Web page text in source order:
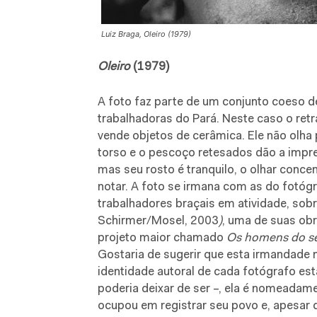
Luiz Braga, Oleiro (1979)
Oleiro(1979)
A foto faz parte de um conjunto coeso
trabalhadoras do Pará. Neste caso o
vende objetos de cerâmica. Ele não
torso e o pescoço retesados dão a
mas seu rosto é tranquilo, o olhar
notar. A foto se irmana com as do
trabalhadores braçais em atividade,
Schirmer/Mosel, 2003), uma de suas
projeto maior chamado Os homens do
Gostaria de sugerir que esta irmandade
identidade autoral de cada fotógrafo
poderia deixar de ser –, ela é
ocupou em registrar seu povo e,